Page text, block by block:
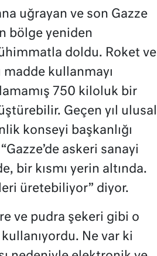
uğrayan ve son Gazze
bölge yeniden
doldu. Roket ve
kullanmayı
750 kiloluk bir
Geçen yıl ulusal
konseyi başkanlığı
askeri sanayi
bir kısmı yerin altında.
üretebiliyor” diyor.
ve pudra şekeri gibi o
Ne var ki